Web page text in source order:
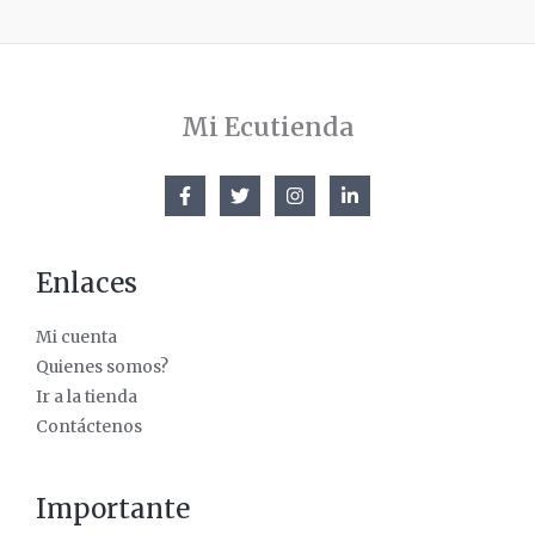
Mi Ecutienda
Enlaces
Mi cuenta
Quienes somos?
Ir a la tienda
Contáctenos
Importante